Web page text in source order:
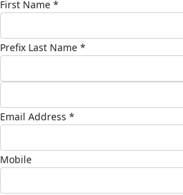
First Name *
Prefix Last Name *
Email Address *
Mobile